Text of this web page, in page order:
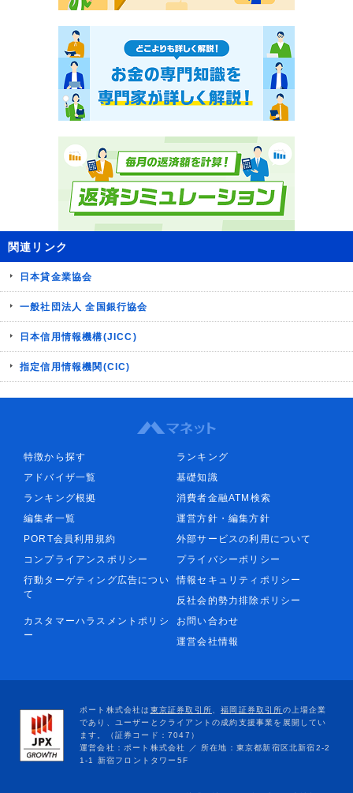
関連リンク
日本貸金業協会
一般社団法人 全国銀行協会
日本信用情報機構(JICC)
指定信用情報機関(CIC)
特徴から探す
ランキング
アドバイザ一覧
基礎知識
ランキング根拠
消費者金融ATM検索
編集者一覧
運営方針・編集方針
PORT会員利用規約
外部サービスの利用について
コンプライアンスポリシー
プライバシーポリシー
行動ターゲティング広告につい
て
情報セキュリティポリシー
反社会的勢力排除ポリシー
カスタマーハラスメントポリシ
ー
お問い合わせ
運営会社情報